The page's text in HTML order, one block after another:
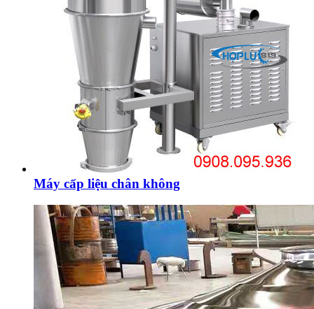
Máy cấp liệu chân không